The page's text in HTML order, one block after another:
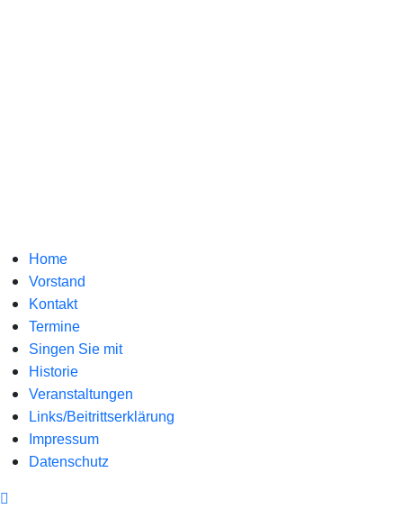
Home
Vorstand
Kontakt
Termine
Singen Sie mit
Historie
Veranstaltungen
Links/Beitrittserklärung
Impressum
Datenschutz